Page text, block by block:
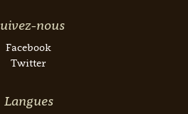
nous
Facebook
Twitter
Langues